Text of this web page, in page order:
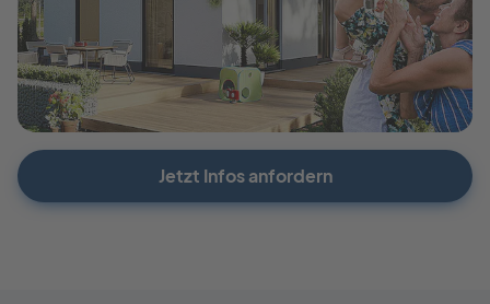
Jetzt Infos anfordern